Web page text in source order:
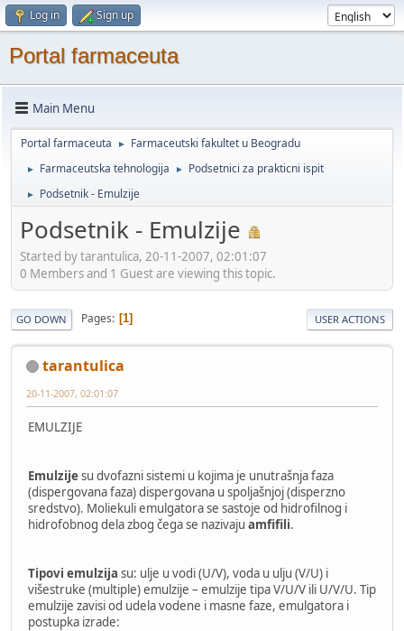
Log in Sign up
Portal farmaceuta
Main Menu
Portal farmaceuta ► Farmaceutski fakultet u Beogradu
► Farmaceutska tehnologija ► Podsetnici za prakticni ispit
► Podsetnik - Emulzije
Podsetnik - Emulzije
Started by tarantulica, 20-11-2007, 02:01:07
0 Members and 1 Guest are viewing this topic.
GO DOWN Pages 1 USER ACTIONS
tarantulica
20-11-2007, 02:01:07
EMULZIJE
Emulzijesu dvofazni sistemi u kojima je unutrašnja faza
(dispergovana faza) dispergovana u spoljašnjoj (disperzno
sredstvo). Moliekuli emulgatora se sastoje od hidrofilnog i
hidrofobnog dela zbog čega se nazivaju amfifili.
Tipovi emulzija su: ulje u vodi (U/V), voda u ulju (V/U) i
višestruke (multiple) emulzije – emulzije tipa V/U/V ili U/V/U. Tip
emulzije zavisi od udela vodene i masne faze, emulgatora i
postupka izrade: